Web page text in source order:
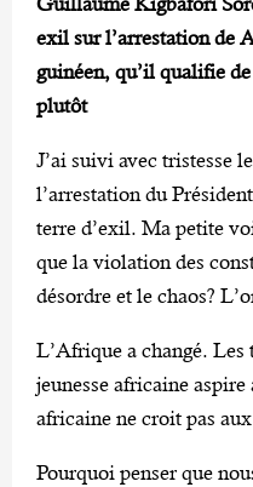
exil sur l’arrestation de
guinéen, qu’il qualifie
plutôt
J’ai suivi avec tristesse
l’arrestation du
terre d’exil. Ma petite
que la violation des
désordre et le chaos?
L’Afrique a changé. Les
jeunesse africaine
africaine ne croit pas
Pourquoi penser que